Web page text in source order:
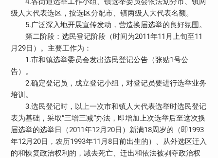
级人大代表选区，按选区分配市、镇两级人大代表名额。
5.广泛深入地开展宣传发动，营造换届选举的良好氛围。
第二阶段：选民登记阶段（时间为2011年11月上旬至11
月29日）。主要工作为：
1.市和镇选举委员会发出选民登记公告（张贴1号公
告）。
2.确定登记员，成立登记小组，对登记员要进行选举业务
培训。
3.选民登记时，以上一次市和镇人大代表选举时选民登记
表为基础，采取“三增三减”办法，即增加上次选举后至这次换
届选举的选举日（2011年12月20日）新满18周岁的（即1993
年12月20日，农历1993年11月8日前出生的）、从外选区迁入
的和恢复政治权利的，减去死亡、迁出和依法被剥夺政治权